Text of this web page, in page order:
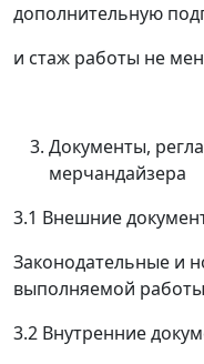
дополнительную
и стаж работы не
Документы,
мерчандайзера
3.1 Внешние
Законодательные и
выполняемой
3.2 Внутренние